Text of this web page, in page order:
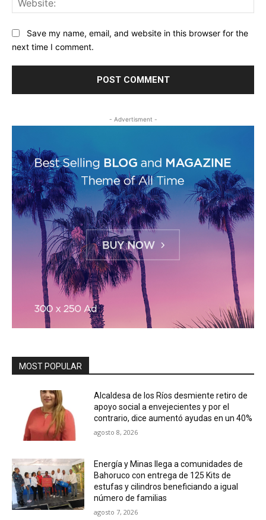
Save my name, email, and website in this browser for the
next time I comment.
- Advertisment -
MOST POPULAR
Alcaldesa de los Ríos desmiente retiro de
apoyo social a envejecientes y por el
contrario, dice aumentó ayudas en un 40%
agosto 8, 2026
Energía y Minas llega a comunidades de
Bahoruco con entrega de 125 Kits de
estufas y cilindros beneficiando a igual
número de familias
agosto 7, 2026